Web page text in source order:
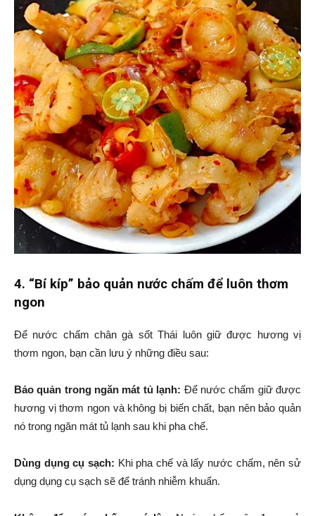
4. “Bí kíp” bảo quản nước chấm để luôn thơm
ngon
Để nước chấm chân gà sốt Thái luôn giữ được hương vị
thơm ngon, bạn cần lưu ý những điều sau:
Bảo quản trong ngăn mát tủ lạnh: Để nước chấm giữ được
hương vị thơm ngon và không bị biến chất, bạn nên bảo quản
nó trong ngăn mát tủ lạnh sau khi pha chế.
Dùng dụng cụ sạch: Khi pha chế và lấy nước chấm, nên sử
dụng dụng cụ sạch sẽ để tránh nhiễm khuẩn.